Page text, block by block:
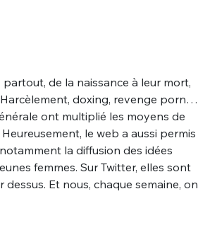
de la naissance à leur mort,
doxing, revenge porn…
ont multiplié les moyens de
le web a aussi permis
la diffusion des idées
femmes. Sur Twitter, elles sont
Et nous, chaque semaine, on